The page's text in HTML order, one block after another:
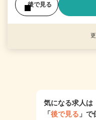
後で見る
気になる求人は
「後で見る 」で